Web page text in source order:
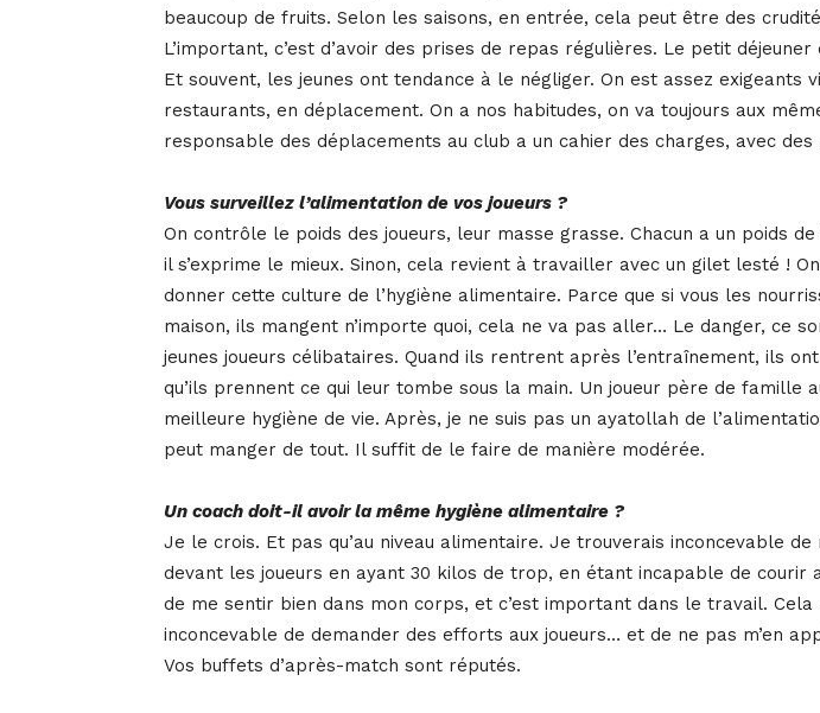
beaucoup de fruits. Selon les saisons, en entrée, cela peut être des
L’important, c’est d’avoir des prises de repas régulières. Le petit
Et souvent, les jeunes ont tendance à le négliger. On est assez exigeants
restaurants, en déplacement. On a nos habitudes, on va toujours aux
responsable des déplacements au club a un cahier des charges, avec des
Vous surveillez l’alimentation de vos joueurs ?
On contrôle le poids des joueurs, leur masse grasse. Chacun a un poids
il s’exprime le mieux. Sinon, cela revient à travailler avec un gilet lesté !
donner cette culture de l’hygiène alimentaire. Parce que si vous les
maison, ils mangent n’importe quoi, cela ne va pas aller… Le danger, ce
jeunes joueurs célibataires. Quand ils rentrent après l’entraînement, ils
qu’ils prennent ce qui leur tombe sous la main. Un joueur père de famille
meilleure hygiène de vie. Après, je ne suis pas un ayatollah de
peut manger de tout. Il suffit de le faire de manière modérée.
Un coach doit-il avoir la même hygiène alimentaire ?
Je le crois. Et pas qu’au niveau alimentaire. Je trouverais inconcevable
devant les joueurs en ayant 30 kilos de trop, en étant incapable de courir
de me sentir bien dans mon corps, et c’est important dans le travail.
inconcevable de demander des efforts aux joueurs… et de ne pas m’en
Vos buffets d’après-match sont réputés.